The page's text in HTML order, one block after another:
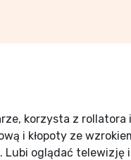
korzysta z rollatora
i kłopoty ze
Lubi oglądać telewizję